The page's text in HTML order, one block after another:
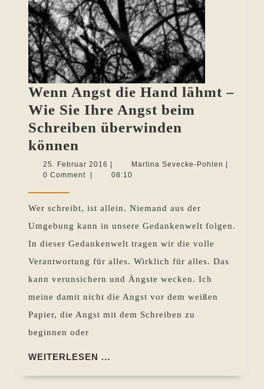
Wenn Angst die Hand lähmt –
Wie Sie Ihre Angst beim
Schreiben überwinden
können
Angst
die
lähmt
–
Wie
Sie
Ihre
Angst
beim
Schreiben
überwinden
können
25. Februar 2016 25.
Februar
Martina Sevecke-Pohlen Martina
0 Comment
08:10
Wer schreibt, ist allein. Niemand aus der
Umgebung kann in unsere Gedankenwelt folgen.
In dieser Gedankenwelt tragen wir die volle
Verantwortung für alles. Wirklich für alles. Das
kann verunsichern und Ängste wecken. Ich
meine damit nicht die Angst vor dem weißen
Papier, die Angst mit dem Schreiben zu
beginnen oder
WEITERLESEN ...